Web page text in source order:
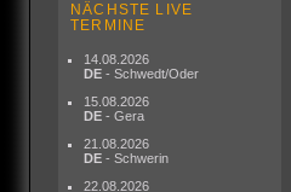
NÄCHSTE LIVE
TERMINE
14.08.2026
DE - Schwedt/Oder
15.08.2026
DE - Gera
21.08.2026
DE - Schwerin
22.08.2026